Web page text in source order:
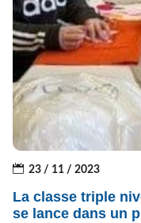
23 / 11 / 2023
La classe triple
se lance dans un